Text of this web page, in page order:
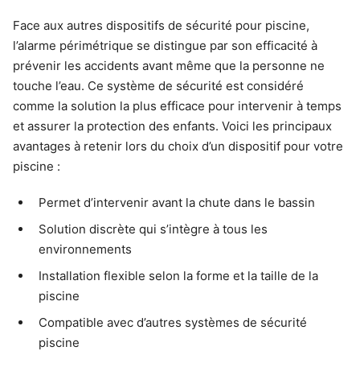
Face aux autres dispositifs de sécurité pour piscine,
l’alarme périmétrique se distingue par son efficacité à
prévenir les accidents avant même que la personne ne
touche l’eau. Ce système de sécurité est considéré
comme la solution la plus efficace pour intervenir à temps
et assurer la protection des enfants. Voici les principaux
avantages à retenir lors du choix d’un dispositif pour votre
piscine :
Permet d’intervenir avant la chute dans le bassin
Solution discrète qui s’intègre à tous les
environnements
Installation flexible selon la forme et la taille de la
piscine
Compatible avec d’autres systèmes de sécurité
piscine